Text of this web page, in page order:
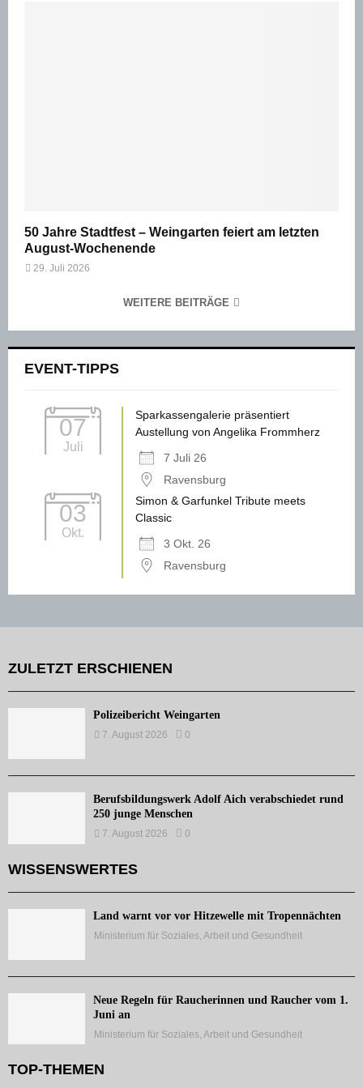
50 Jahre Stadtfest – Weingarten feiert am letzten
August-Wochenende
29. Juli 2026
WEITERE BEITRÄGE
EVENT-TIPPS
07
Juli
Sparkassengalerie präsentiert
Austellung von Angelika Frommherz
7 Juli 26
Ravensburg
03
Okt.
Simon & Garfunkel Tribute meets
Classic
3 Okt. 26
Ravensburg
ZULETZT ERSCHIENEN
Polizeibericht Weingarten
7. August 2026 0
Berufsbildungswerk Adolf Aich verabschiedet rund
250 junge Menschen
7. August 2026 0
WISSENSWERTES
Land warnt vor vor Hitzewelle mit Tropennächten
Ministerium für Soziales, Arbeit und Gesundheit
Neue Regeln für Raucherinnen und Raucher vom 1.
Juni an
Ministerium für Soziales, Arbeit und Gesundheit
TOP-THEMEN